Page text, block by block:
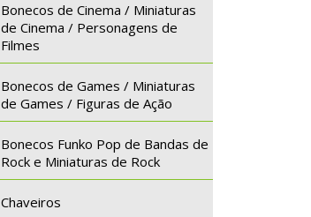
Bonecos de Cinema / Miniaturas
de Cinema / Personagens de
Filmes
Bonecos de Games / Miniaturas
de Games / Figuras de Ação
Bonecos Funko Pop de Bandas de
Rock e Miniaturas de Rock
Chaveiros